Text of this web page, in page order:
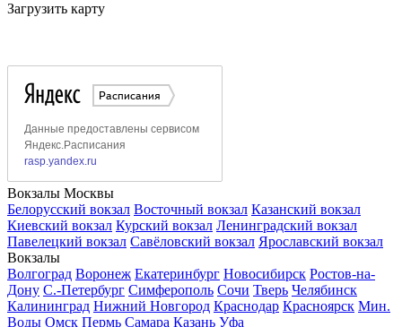
Загрузить карту
Вокзалы Москвы
Белорусский вокзал Восточный вокзал Казанский вокзал
Киевский вокзал Курский вокзал Ленинградский вокзал
Павелецкий вокзал Савёловский вокзал Ярославский вокзал
Вокзалы
Волгоград Воронеж Екатеринбург Новосибирск Ростов-на-
Дону С.-Петербург Симферополь Сочи Тверь Челябинск
Калининград Нижний Новгород Краснодар Красноярск Мин.
Воды Омск Пермь Самара Казань Уфа